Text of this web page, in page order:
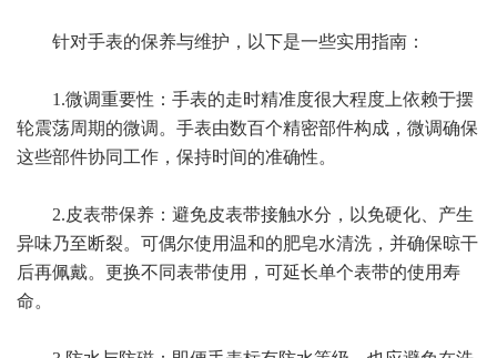
针对手表的保养与维护，以下是一些实用指南：
1.微调重要性：手表的走时精准度很大程度上依赖于摆
轮震荡周期的微调。手表由数百个精密部件构成，微调确保
这些部件协同工作，保持时间的准确性。
2.皮表带保养：避免皮表带接触水分，以免硬化、产生
异味乃至断裂。可偶尔使用温和的肥皂水清洗，并确保晾干
后再佩戴。更换不同表带使用，可延长单个表带的使用寿
命。